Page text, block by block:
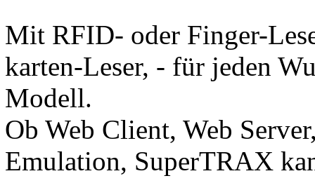
Mit RFID- oder Finger-
karten-Leser, - für jeden
Modell.
Ob Web Client, Web
Emulation, SuperTRAX